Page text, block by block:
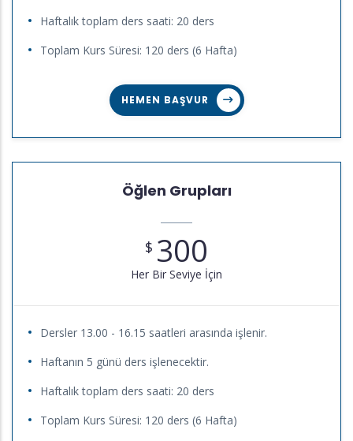
Haftalık toplam ders saati: 20 ders
Toplam Kurs Süresi: 120 ders (6 Hafta)
HEMEN BAŞVUR
Öğlen Grupları
$ 300
Her Bir Seviye İçin
Dersler 13.00 - 16.15 saatleri arasında işlenir.
Haftanın 5 günü ders işlenecektir.
Haftalık toplam ders saati: 20 ders
Toplam Kurs Süresi: 120 ders (6 Hafta)